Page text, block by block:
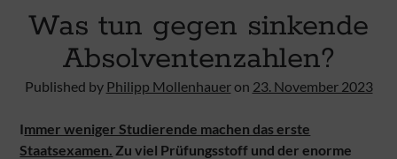
Was tun gegen sin­kende
Absol­ven­ten­zahlen?
Published by Philipp Mollenhaueron 23. November 2023
Immer weniger Studierende machen das erste
Staatsexamen. Zu viel Prüfungsstoff und der enorme